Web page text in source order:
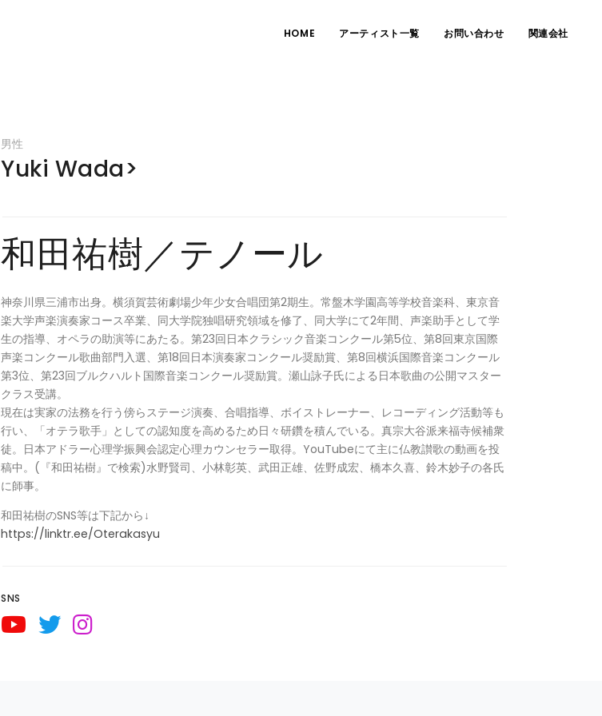
HOME アーティスト一覧 お問い合わせ 関連会社
男性
Yuki Wada>
和田祐樹／テノール
神奈川県三浦市出身。横須賀芸術劇場少年少女合唱団第2期生。常盤木学園高等学校音楽科、東京音
楽大学声楽演奏家コース卒業、同大学院独唱研究領域を修了、同大学にて2年間、声楽助手として学
生の指導、オペラの助演等にあたる。第23回日本クラシック音楽コンクール第5位、第8回東京国際
声楽コンクール歌曲部門入選、第18回日本演奏家コンクール奨励賞、第8回横浜国際音楽コンクール
第3位、第23回ブルクハルト国際音楽コンクール奨励賞。瀬山詠子氏による日本歌曲の公開マスター
クラス受講。
現在は実家の法務を行う傍らステージ演奏、合唱指導、ボイストレーナー、レコーディング活動等も
行い、「オテラ歌手」としての認知度を高めるため日々研鑽を積んでいる。真宗大谷派来福寺候補衆
徒。日本アドラー心理学振興会認定心理カウンセラー取得。YouTubeにて主に仏教讃歌の動画を投
稿中。(『和田祐樹』で検索)水野賢司、小林彰英、武田正雄、佐野成宏、橋本久喜、鈴木妙子の各氏
に師事。
和田祐樹のSNS等は下記から↓
https://linktr.ee/Oterakasyu
SNS